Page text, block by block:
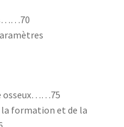
osseux……75
la formation et de la